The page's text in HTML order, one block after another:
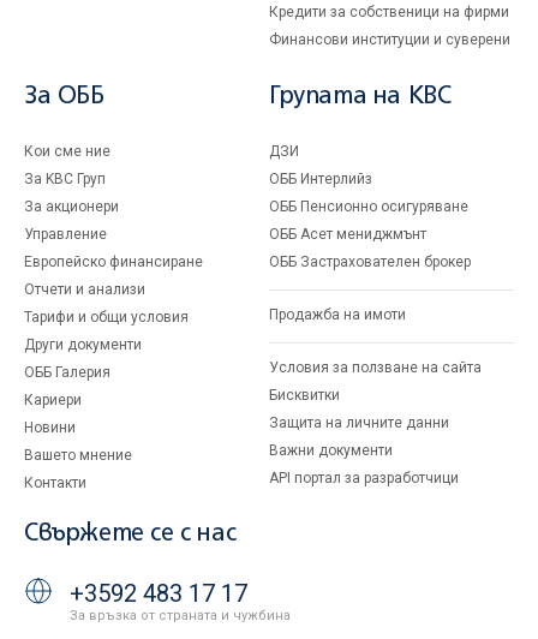
Кредити за собственици на фирми
Финансови институции и суверени
За ОББ
Кои сме ние
За KBC Груп
За акционери
Управление
Европейско финансиране
Отчети и анализи
Тарифи и общи условия
Други документи
ОББ Галерия
Кариери
Новини
Вашето мнение
Контакти
Групата на KBC
ДЗИ
ОББ Интерлийз
ОББ Пенсионно осигуряване
ОББ Асет мениджмънт
ОББ Застрахователен брокер
Продажба на имоти
Условия за ползване на сайта
Бисквитки
Защита на личните данни
Важни документи
API портал за разработчици
Свържете се с нас
+3592 483 17 17
За връзка от страната и чужбина